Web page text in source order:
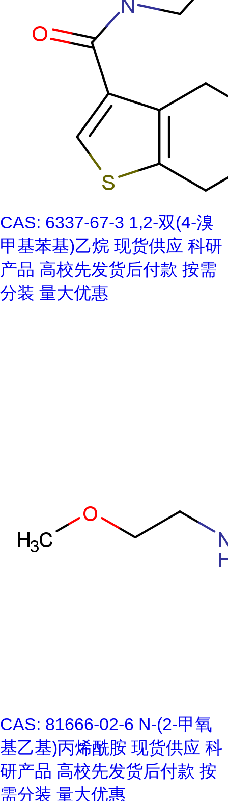
CAS: 6337-67-3 1,2-双(4-溴
甲基苯基)乙烷 现货供应 科研
产品 高校先发货后付款 按需
分装 量大优惠
CAS: 81666-02-6 N-(2-甲氧
基乙基)丙烯酰胺 现货供应 科
研产品 高校先发货后付款 按
需分装 量大优惠